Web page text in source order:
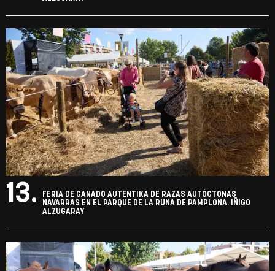
13.
FERIA DE GANADO AUTENTIKA DE RAZAS AUTÓCTONAS
NAVARRAS EN EL PARQUE DE LA RUNA DE PAMPLONA. IÑIGO
ALZUGARAY